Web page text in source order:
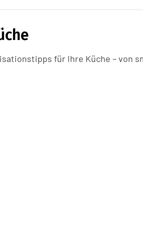
für Ihre Küche – von